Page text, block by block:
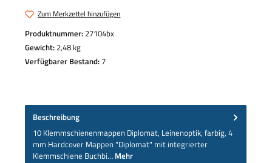
Zum Merkzettel hinzufügen
Produktnummer:27104bx
Gewicht:2,48 kg
Verfügbarer Bestand: 7
Beschreibung
10 Klemmschienenmappen Diplomat, Leinenoptik, farbig, 4
mm Hardcover Mappen "Diplomat" mit integrierter
Klemmschiene Buchbi… Mehr